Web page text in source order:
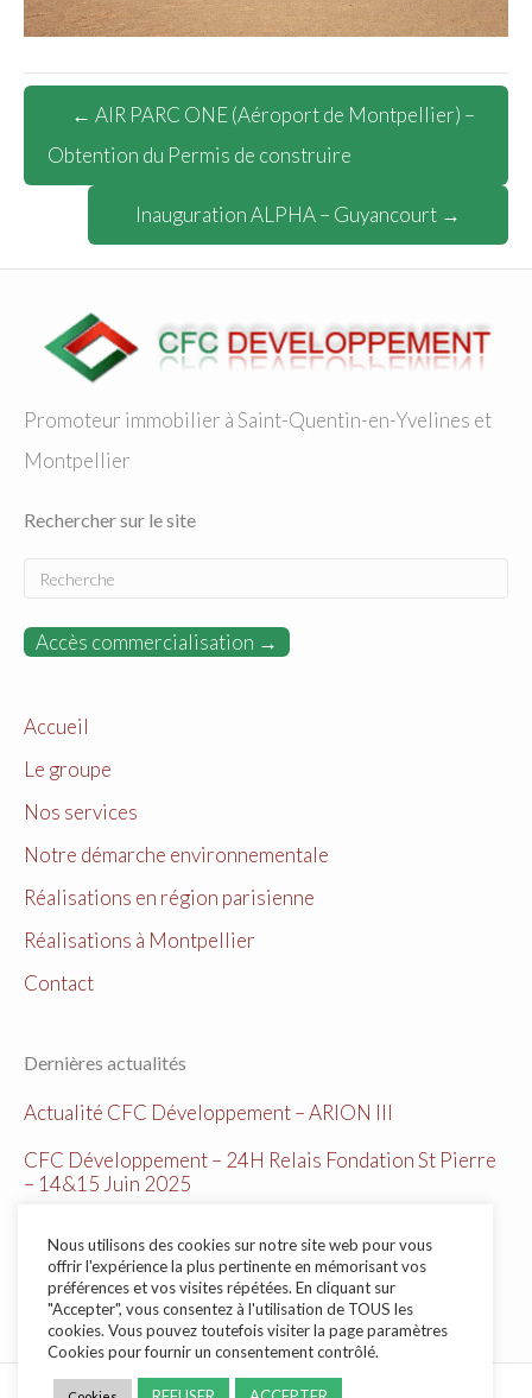
← AIR PARC ONE (Aéroport de Montpellier) –
Obtention du Permis de construire
Inauguration ALPHA – Guyancourt →
Promoteur immobilier à Saint-Quentin-en-Yvelines et
Montpellier
Rechercher sur le site
Accès commercialisation →
Accueil
Le groupe
Nos services
Notre démarche environnementale
Réalisations en région parisienne
Réalisations à Montpellier
Contact
Dernières actualités
Actualité CFC Développement – ARION III
CFC Développement – 24H Relais Fondation St Pierre
– 14&15 Juin 2025
CFC Développement Parc Club du Millénaire
Montpellier
Nous utilisons des cookies sur notre site web pour vous
offrir l'expérience la plus pertinente en mémorisant vos
préférences et vos visites répétées. En cliquant sur
"Accepter", vous consentez à l'utilisation de TOUS les
cookies. Vous pouvez toutefois visiter la page paramètres
Cookies pour fournir un consentement contrôlé.